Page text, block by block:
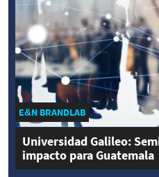
E&N BRANDLAB
Universidad Galileo:
impacto para Guatemala